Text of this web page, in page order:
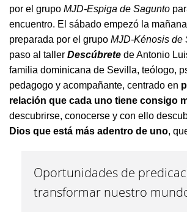
por el grupo MJD-Espiga de Sagunto
encuentro. El sábado empezó la
preparada por el grupo MJD-Kénosis de
paso al taller Descúbrete de Antonio
familia dominicana de Sevilla, teólogo,
pedagogo y acompañante, centrado en
relación que cada uno tiene consigo
descubrirse, conocerse y con ello
Dios que está más adentro de uno,
Oportunidades de
transformar nuestro